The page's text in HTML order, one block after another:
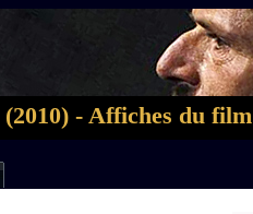
(2010) - Affiches du film